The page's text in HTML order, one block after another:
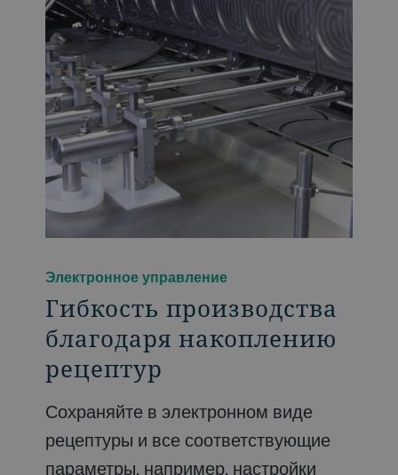
Электронное управление
Гибкость производства
благодаря накоплению
рецептур
Сохраняйте в электронном виде
рецептуры и все соответствующие
параметры, например, настройки